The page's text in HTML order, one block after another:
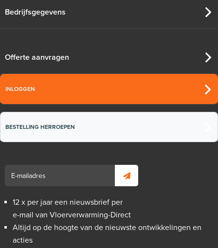
Bedrijfsgegevens
Offerte aanvragen
INLOGGEN
BESTELLING HERROEPEN
12 x per jaar een nieuwsbrief per
e-mail van Vloerverwarming-Direct
Altijd op de hoogte van de nieuwste ontwikkelingen en
acties